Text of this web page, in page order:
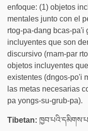
enfoque: (1) objetos
mentales junto con el
rtog-pa-dang bcas-pa'i
incluyentes que son
discursivo (rnam-par
objetos incluyentes
existentes (dngos-po'i
las metas necesarias
pa yongs-su-grub-pa).
Tibetan: